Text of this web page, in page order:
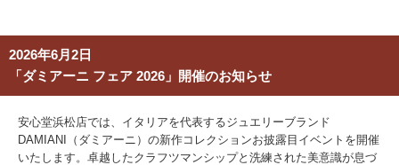
2026年6月2日
「ダミアーニ フェア 2026」開催のお知らせ
安心堂浜松店では、イタリアを代表するジュエリーブランド
DAMIANI（ダミアーニ）の新作コレクションお披露目イベントを開催
いたします。卓越したクラフツマンシップと洗練された美意識が息づ